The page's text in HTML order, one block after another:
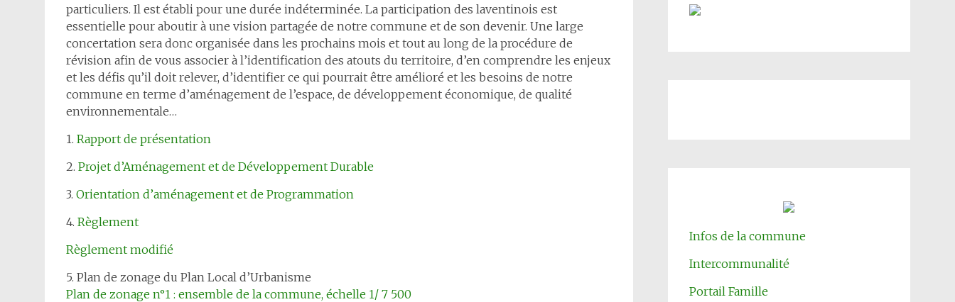
particuliers. Il est établi pour une durée indéterminée. La participation des laventinois est
essentielle pour aboutir à une vision partagée de notre commune et de son devenir. Une large
concertation sera donc organisée dans les prochains mois et tout au long de la procédure de
révision afin de vous associer à l’identification des atouts du territoire, d’en comprendre les enjeux
et les défis qu’il doit relever, d’identifier ce qui pourrait être amélioré et les besoins de notre
commune en terme d’aménagement de l’espace, de développement économique, de qualité
environnementale…
1. Rapport de présentation
2. Projet d’Aménagement et de Développement Durable
3. Orientation d’aménagement et de Programmation
4. Règlement
Règlement modifié
5. Plan de zonage du Plan Local d’Urbanisme
Plan de zonage n°1 : ensemble de la commune, échelle 1/ 7 500
Infos de la commune
Intercommunalité
Portail Famille